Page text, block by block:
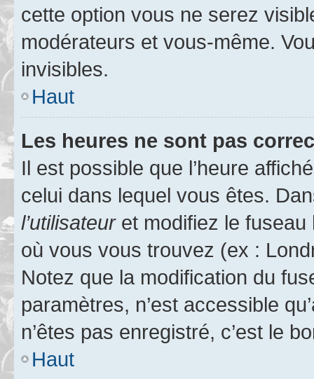
cette option vous ne serez
modérateurs et vous-même.
invisibles.
Haut
Les heures ne sont pas
Il est possible que l’heure
celui dans lequel vous êtes.
l’utilisateuret modifiez le fuseau
où vous vous trouvez (ex :
Notez que la modification du
paramètres, n’est accessible
n’êtes pas enregistré, c’est le
Haut